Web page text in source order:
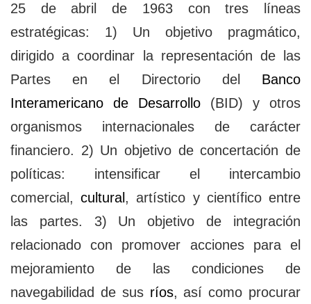
25 de abril de 1963 con tres líneas
estratégicas: 1) Un objetivo pragmático,
dirigido a coordinar la representación de las
Partes en el Directorio del Banco
Interamericano de Desarrollo (BID) y otros
organismos internacionales de carácter
financiero. 2) Un objetivo de concertación de
políticas: intensificar el intercambio
comercial,cultural , artístico y científico entre
las partes. 3) Un objetivo de integración
relacionado con promover acciones para el
mejoramiento de las condiciones de
navegabilidad de sus ríos, así como procurar